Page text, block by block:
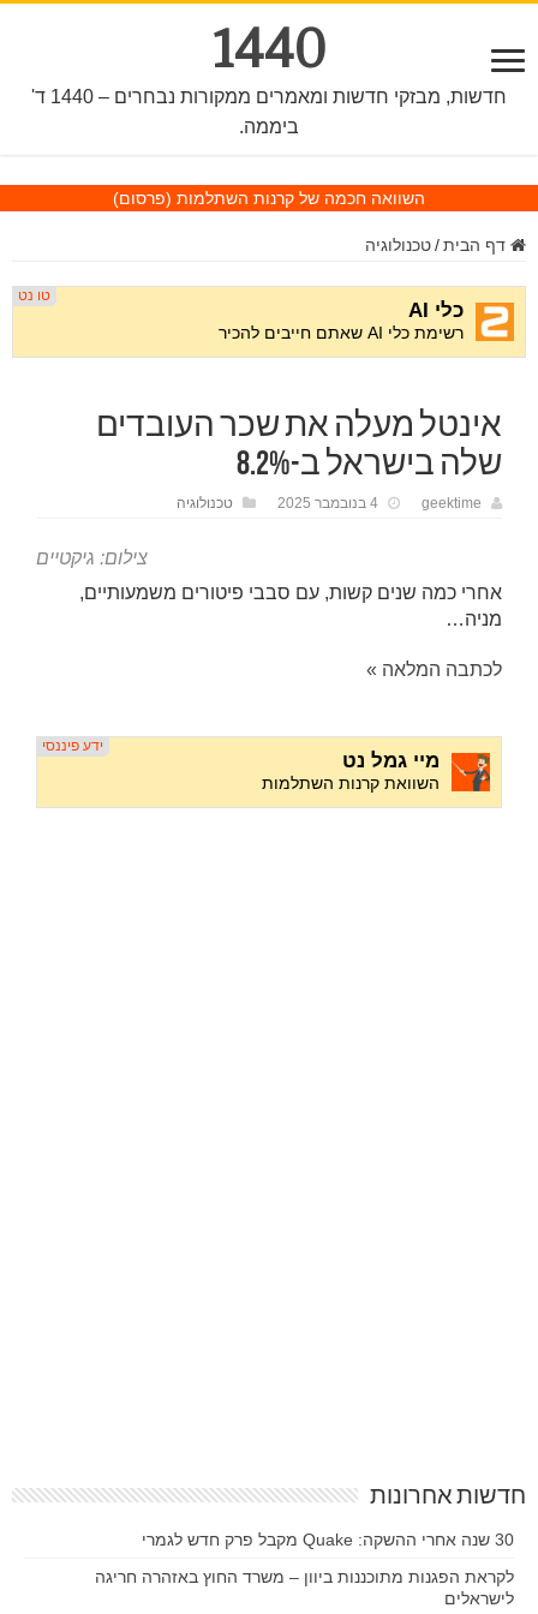
1440
חדשות, מבזקי חדשות ומאמרים ממקורות נבחרים – 1440 ד'
ביממה.
השוואה חכמה של קרנות השתלמות (פרסום)
דף הבית / טכנולוגיה
אינטל מעלה את שכר העובדים
שלה בישראל ב-8.2%
geektime 4 בנובמבר 2025 טכנולוגיה
צילום: גיקטיים
אחרי כמה שנים קשות, עם סבבי פיטורים משמעותיים,
מניה…
לכתבה המלאה »
חדשות אחרונות
30 שנה אחרי ההשקה: Quake מקבל פרק חדש לגמרי
לקראת הפגנות מתוכננות ביוון – משרד החוץ באזהרה חריגה
לישראלים